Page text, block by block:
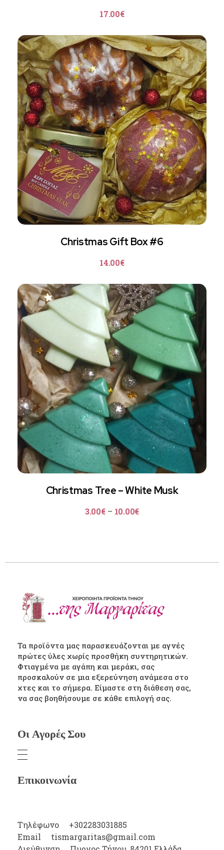
17.00€
Christmas Gift Box #6
14.00€
Christmas Tree – White Musk
3.00€– 10.00€
Τα προϊόντα μας παρασκευάζονται με αγνές
πρώτες ύλες χωρίς προσθήκη συντηρητικών.
Φτιαγμένα με αγάπη και μεράκι, σας
προσκαλούν σε μια εξερεύνηση ανάμεσα στο
χτες και το σήμερα. Είμαστε στη διάθεση σας,
να σας βοηθήσουμε σε κάθε επιλογή σας.
Οι Αγορές Σου
Επικοινωνία
Τηλέφωνο
+302283031885
Email
tismargaritas@gmail.com